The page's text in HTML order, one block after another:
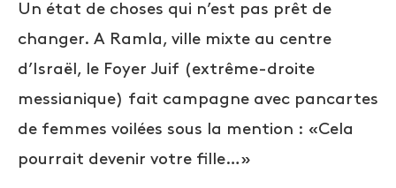
Un état de choses qui n’est pas prêt de
changer. A Ramla, ville mixte au centre
d’Israël, le Foyer Juif (extrême-droite
messianique) fait campagne avec pancartes
de femmes voilées sous la mention : «Cela
pourrait devenir votre fille…»